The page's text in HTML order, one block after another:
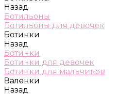
Назад
Ботильоны
Ботильоны для девочек
Ботинки
Назад
Ботинки
Ботинки для девочек
Ботинки для мальчиков
Валенки
Назад